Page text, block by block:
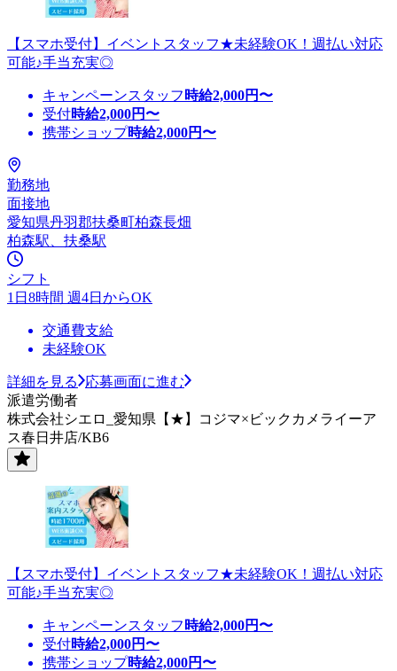
【スマホ受付】イベントスタッフ★未経験OK！週払い対応
可能♪手当充実◎
キャンペーンスタッフ 時給2,000円〜
受付時給2,000円〜
携帯ショップ時給2,000円〜
勤務地
面接地
愛知県丹羽郡扶桑町柏森長畑
柏森駅、扶桑駅
シフト
1日8時間 週4日からOK
交通費支給
未経験OK
詳細を見る
応募画面に進む
派遣労働者
株式会社シエロ_愛知県【★】コジマ×ビックカメライーア
ス春日井店/KB6
【スマホ受付】イベントスタッフ★未経験OK！週払い対応
可能♪手当充実◎
キャンペーンスタッフ 時給2,000円〜
受付時給2,000円〜
携帯ショップ時給2,000円〜